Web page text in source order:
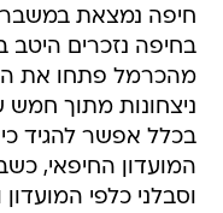
חיפה נמצאת
בחיפה נזכרים
מהכרמל פתחו את
ניצחונות מתוך
בכלל אפשר להגיד
המועדון החיפאי,